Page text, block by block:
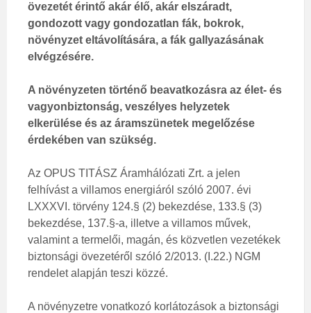
övezetét érintő akár élő, akár elszáradt,
gondozott vagy gondozatlan fák, bokrok,
növényzet eltávolítására, a fák gallyazásának
elvégzésére.
A növényzeten történő beavatkozásra az élet- és
vagyonbiztonság, veszélyes helyzetek
elkerülése és az áramszünetek megelőzése
érdekében van szükség.
Az OPUS TITÁSZ Áramhálózati Zrt. a jelen
felhívást a villamos energiáról szóló 2007. évi
LXXXVI. törvény 124.§ (2) bekezdése, 133.§ (3)
bekezdése, 137.§-a, illetve a villamos művek,
valamint a termelői, magán, és közvetlen vezetékek
biztonsági övezetéről szóló 2/2013. (I.22.) NGM
rendelet alapján teszi közzé.
A növényzetre vonatkozó korlátozások a biztonsági